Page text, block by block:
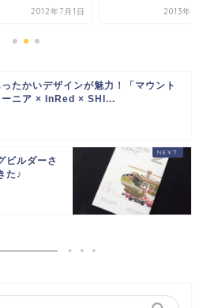
2012年7月1日 2013年4
ったかいデザインが魅力！「マウント
ーニア × InRed × SHI...
ルダーさ
た♪